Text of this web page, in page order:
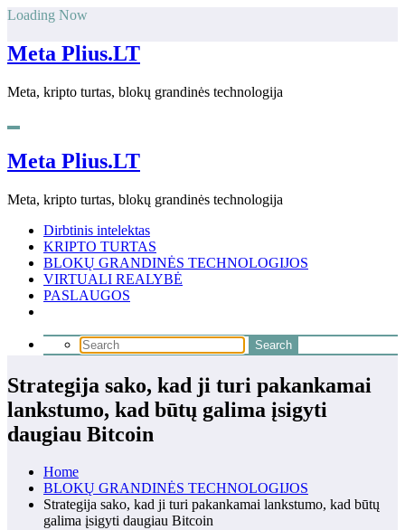
Skip
content
Loading Now
Meta Plius.LT
Meta, kripto turtas, blokų grandinės technologija
Meta Plius.LT
Meta, kripto turtas, blokų grandinės technologija
Dirbtinis intelektas
KRIPTO TURTAS
BLOKŲ GRANDINĖS TECHNOLOGIJOS
VIRTUALI REALYBĖ
PASLAUGOS
Strategija sako, kad ji turi pakankamai
lankstumo, kad būtų galima įsigyti
daugiau Bitcoin
Home
BLOKŲ GRANDINĖS TECHNOLOGIJOS
Strategija sako, kad ji turi pakankamai lankstumo, kad būtų
galima įsigyti daugiau Bitcoin